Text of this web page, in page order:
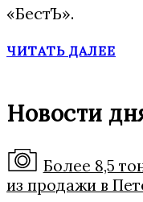
«БестЪ».
ЧИТАТЬ ДАЛЕЕ
Новости
Более 8,5
из продажи в